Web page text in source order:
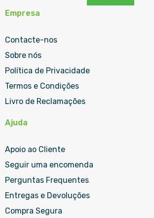
Empresa
Contacte-nos
Sobre nós
Política de Privacidade
Termos e Condições
Livro de Reclamações
Ajuda
Apoio ao Cliente
Seguir uma encomenda
Perguntas Frequentes
Entregas e Devoluções
Compra Segura